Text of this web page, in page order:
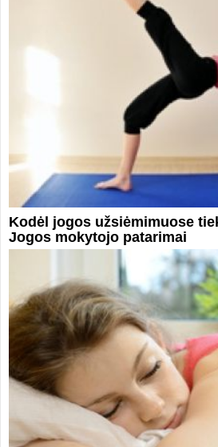
Kodėl jogos užsiėmimuose
Jogos mokytojo patarimai